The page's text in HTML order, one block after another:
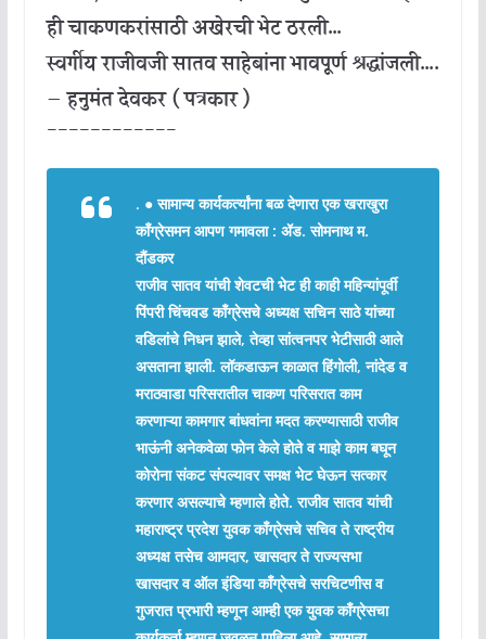
ही चाकणकरांसाठी अखेरची भेट ठरली…
स्वर्गीय राजीवजी सातव साहेबांना भावपूर्ण श्रद्धांजली….
— हनुमंत देवकर ( पत्रकार )
————————————
. ●सामान्य कार्यकर्त्यांना बळ देणारा एक खराखुरा
कॉंग्रेसमन आपण गमावला : ॲड. सोमनाथ म.
दौंडकर
राजीव सातव यांची शेवटची भेट ही काही महिन्यांपूर्वी
पिंपरी चिंचवड काँग्रेसचे अध्यक्ष सचिन साठे यांच्या
वडिलांचे निधन झाले, तेव्हा सांत्वनपर भेटीसाठी आले
असताना झाली. लॉकडाऊन काळात हिंगोली, नांदेड व
मराठवाडा परिसरातील चाकण परिसरात काम
करणाऱ्या कामगार बांधवांना मदत करण्यासाठी राजीव
भाऊंनी अनेकवेळा फोन केले होते व माझे काम बघून
कोरोना संकट संपल्यावर समक्ष भेट घेऊन सत्कार
करणार असल्याचे म्हणाले होते. राजीव सातव यांची
महाराष्ट्र प्रदेश युवक काँग्रेसचे सचिव ते राष्ट्रीय
अध्यक्ष तसेच आमदार, खासदार ते राज्यसभा
खासदार व ऑल इंडिया काँग्रेसचे सरचिटणीस व
गुजरात प्रभारी म्हणून आम्ही एक युवक काँग्रेसचा